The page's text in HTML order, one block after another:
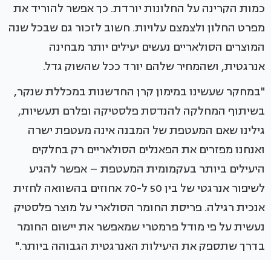
כמות הקרינה על החלונות יורדת. כך אפשר להוריד את
מפרט החלון ולצמצם עלויות. חשוב לזכור גם שבכל שנה
המוצרים הסולאריים נעשים יעילים יותר מבחינה
אנרגטית, ושהמחיר שלהם יורד ככל שהשוק גדל.
"במחקר שעשינו במימון קרן החדשנות במכללת שנקר,
בשיתוף המחלקה להנדסת פלסטיקה ופלרם תעשיות,
גילינו שאם המעטפת של המבנה אינה מעטפת ישרה
ואנחנו מפזרים את הפאנלים הסולאריים רק בחלקים
היעילים ביותר בעקמומית המעטפת – אפשר להגיע
לשיפור אנרגטי של בין 50 ל-70 אחוזים בהשוואה לחזית
אנכית רגילה. פריסת החומר הסולארי על מוצר פלסטיק
נעשית על פי מודל פרמטרי שמאפשר את יישום החומר
בדרך שתספק את היעילות האנרגטית הגבוהה ביותר."